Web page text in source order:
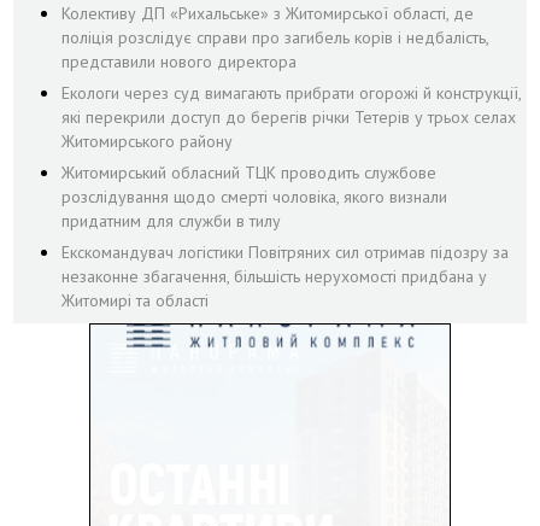
Колективу ДП «Рихальське» з Житомирської області, де
поліція розслідує справи про загибель корів і недбалість,
представили нового директора
Екологи через суд вимагають прибрати огорожі й конструкції,
які перекрили доступ до берегів річки Тетерів у трьох селах
Житомирського району
Житомирський обласний ТЦК проводить службове
розслідування щодо смерті чоловіка, якого визнали
придатним для служби в тилу
Екскомандувач логістики Повітряних сил отримав підозру за
незаконне збагачення, більшість нерухомості придбана у
Житомирі та області